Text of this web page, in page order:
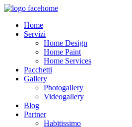
Home
Servizi
Home Design
Home Paint
Home Services
Pacchetti
Gallery
Photogallery
Videogallery
Blog
Partner
Habitissimo